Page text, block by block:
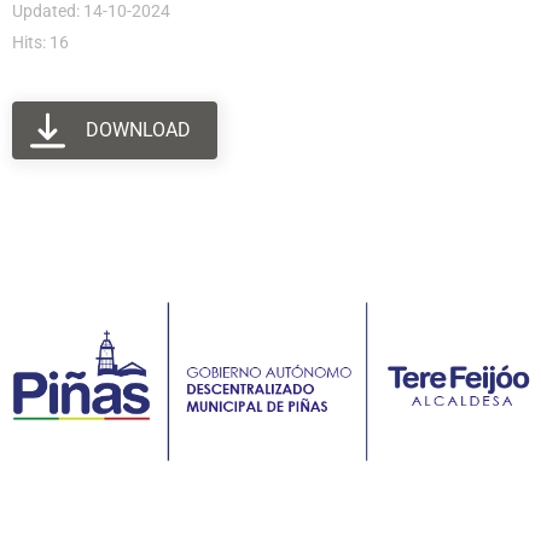
Updated: 14-10-2024
Hits: 16
DOWNLOAD